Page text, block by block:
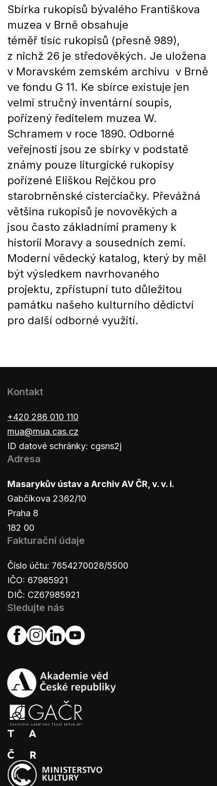
Sbírka rukopisů bývalého Františkova
muzea v Brně obsahuje
téměř tisíc rukopisů (přesně 989),
z nichž 26 je středověkých. Je uložena
v Moravském zemském archivu v Brně
ve fondu G 11. Ke sbírce existuje jen
velmi stručný inventární soupis,
pořízený ředitelem muzea W.
Schramem v roce 1890. Odborné
veřejnosti jsou ze sbírky v podstatě
známy pouze liturgické rukopisy
pořízené Eliškou Rejčkou pro
starobrněnské cisterciačky. Převážná
většina rukopisů je novověkých a
jsou často základními prameny k
historii Moravy a sousedních zemí.
Moderní vědecký katalog, který by měl
být výsledkem navrhovaného
projektu, zpřístupní tuto důležitou
památku našeho kulturního dědictví
pro další odborné využití.
Kontakt
+420 286 010 110
mua@mua.cas.cz
ID datové schránky: cgsns2j
Adresa
Masarykův ústav a Archiv AV ČR, v. v. i.
Gabčíkova 2362/10
Praha 8
182 00
Fakturační údaje
Číslo účtu: 7654270028/5500
IČO: 67985921
DIČ: CZ67985921
Sledujte nás